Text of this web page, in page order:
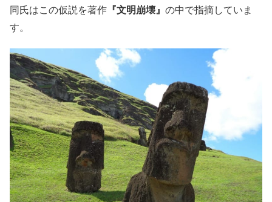
同氏はこの仮説を著作 『文明崩壊』 の中で指摘していま
す。